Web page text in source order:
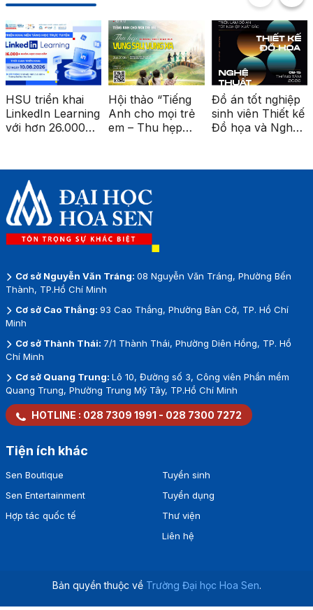
HSU triển khai
LinkedIn Learning
với hơn 26.000
Hội thảo “Tiếng
Anh cho mọi trẻ
em – Thu hẹp
vùng xa”
Đồ án tốt nghiệp
sinh viên Thiết kế
Đồ họa và Nghệ
Metro Bến Thành
Cơ sở Nguyễn Văn Tráng: 08 Nguyễn Văn Tráng, Phường Bến
Thành, TP.Hồ Chí Minh
Cơ sở Cao Thắng: 93 Cao Thắng, Phường Bàn Cờ, TP. Hồ Chí
Minh
Cơ sở Thành Thái: 7/1 Thành Thái, Phường Diên Hồng, TP. Hồ
Chí Minh
Cơ sở Quang Trung: Lô 10, Đường số 3, Công viên Phần mềm
Quang Trung, Phường Trung Mỹ Tây, TP.Hồ Chí Minh
HOTLINE : 028 7309 1991 - 028 7300 7272
Tiện ích khác
Sen Boutique
Sen Entertainment
Hợp tác quốc tế
Tuyển sinh
Tuyển dụng
Thư viện
Liên hệ
Bản quyền thuộc về Trường Đại học Hoa Sen.